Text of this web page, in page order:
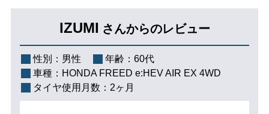
IZUMI さんからのレビュー
性別： 男性 年齢： 60代
車種： HONDA FREED e:HEV AIR EX 4WD
タイヤ使用月数： 2ヶ月